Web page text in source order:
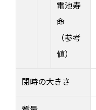
電池寿
命
（参考
値）
閉時の大きさ